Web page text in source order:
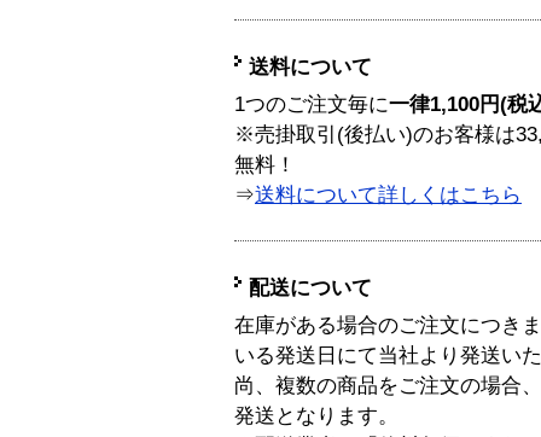
送料について
1つのご注文毎に一律1,100円(税
※売掛取引(後払い)のお客様は
無料！
⇒送料について詳しくはこちら
配送について
在庫がある場合のご注文につき
いる発送日にて当社より発送い
尚、複数の商品をご注文の場合
発送となります。